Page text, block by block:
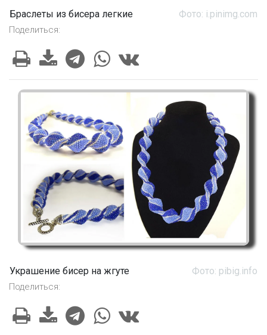
Браслеты из бисера легкие Фото: i.pinimg.com
Поделиться:
Украшение бисер на жгуте Фото: pibig.info
Поделиться: